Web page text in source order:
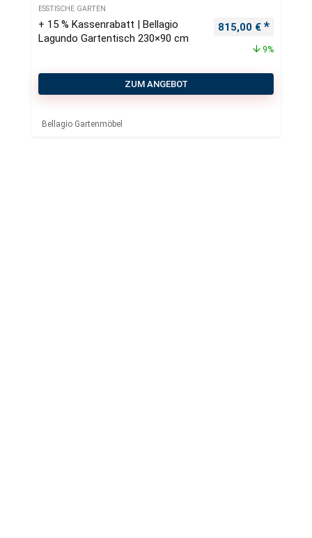
ESSTISCHE GARTEN
+ 15 % Kassenrabatt | Bellagio
Lagundo Gartentisch 230×90 cm
Ursprünglicher
815,00 €
9%
ZUM ANGEBOT
Bellagio Gartenmöbel